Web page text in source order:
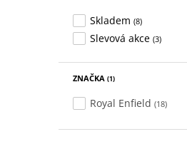
Skladem (8)
Slevová akce (3)
ZNAČKA (1)
Royal Enfield (18)